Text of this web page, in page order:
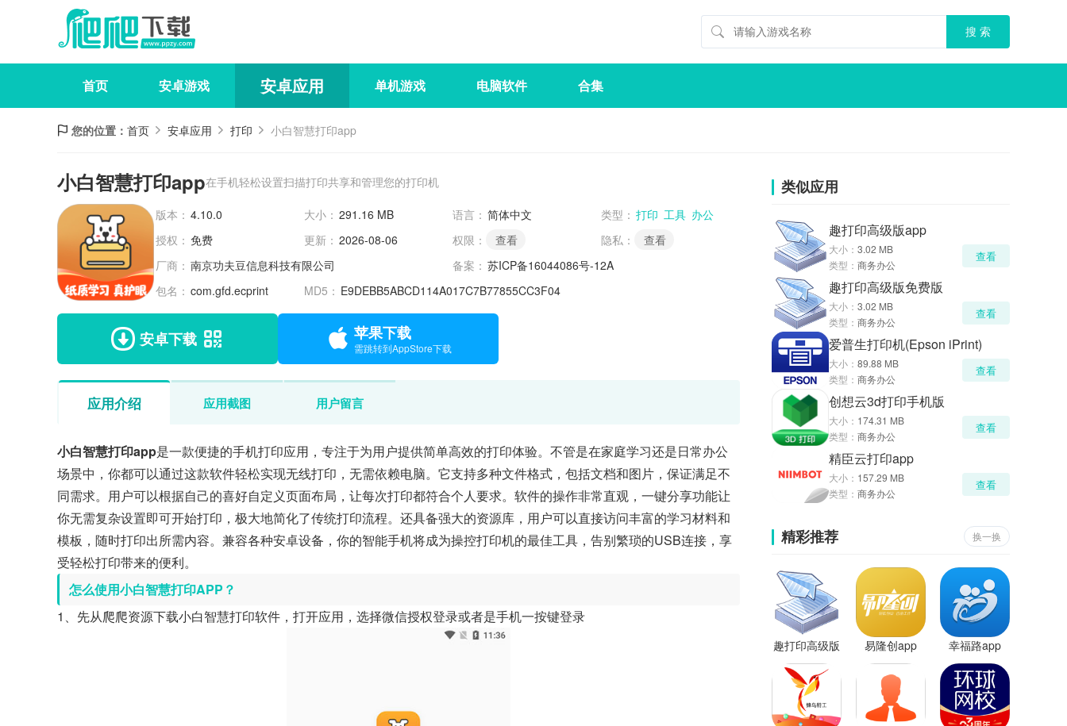
首页 安卓游戏 安卓应用 单机游戏 电脑软件 合集
您的位置： 首页 安卓应用 打印 小白智慧打印app
小白智慧打印app在手机轻松设置扫描打印共享和管理您的打印机
版本： 4.10.0 大小： 291.16 MB 语言： 简体中文 类型： 打印 工具 办公
授权： 免费 更新： 2026-08-06 权限： 查看 隐私：
查看
厂商： 南京功夫豆信息科技有限公司 备案： 苏ICP备16044086号-12A
包名： com.gfd.ecprint MD5： E9DEBB5ABCD114A017C7B77855CC3F04
安卓下载 苹果下载
需跳转到AppStore下载
应用介绍 应用截图 用户留言
小白智慧打印app是一款便捷的手机打印应用，专注于为用户提供简单高效的打印体验。不管是在家庭学习还是日常办公
场景中，你都可以通过这款软件轻松实现无线打印，无需依赖电脑。它支持多种文件格式，包括文档和图片，保证满足不
同需求。用户可以根据自己的喜好自定义页面布局，让每次打印都符合个人要求。软件的操作非常直观，一键分享功能让
你无需复杂设置即可开始打印，极大地简化了传统打印流程。还具备强大的资源库，用户可以直接访问丰富的学习材料和
模板，随时打印出所需内容。兼容各种安卓设备，你的智能手机将成为操控打印机的最佳工具，告别繁琐的USB连接，享
受轻松打印带来的便利。
怎么使用小白智慧打印APP？
1、先从爬爬资源下载小白智慧打印软件，打开应用，选择微信授权登录或者是手机一按键登录
类似应用
趣打印高级版app
大小： 3.02 MB
类型： 商务办公
查看
趣打印高级版免费版
大小： 3.02 MB
类型： 商务办公
查看
爱普生打印机(Epson iPrint)
大小： 89.88 MB
类型： 商务办公
查看
创想云3d打印手机版
大小： 174.31 MB
类型： 商务办公
查看
精臣云打印app
大小： 157.29 MB
类型： 商务办公
查看
精彩推荐 换一换
趣打印高级版
app
易隆创app 幸福路app